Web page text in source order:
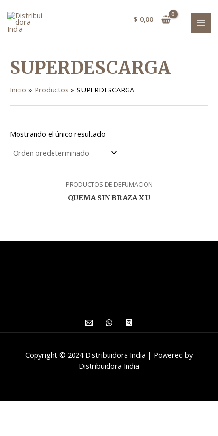
contenido
$ 0,00
SUPERDESCARGA
Inicio Productos SUPERDESCARGA
Mostrando el único resultado
PRODUCTOS DE DEFUMACION
QUEMA SIN BRAZA X U
Copyright © 2024 Distribuidora India | Powered by
Distribuidora India